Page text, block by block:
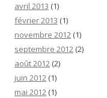
avril 2013 (1)
février 2013 (1)
novembre 2012 (1)
septembre 2012 (2)
août 2012 (2)
juin 2012 (1)
mai 2012 (1)